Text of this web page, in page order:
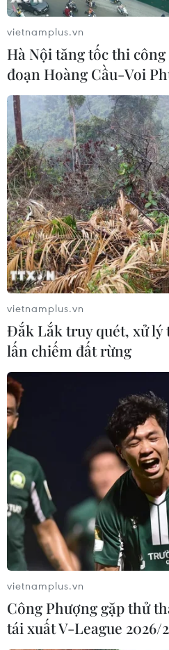
vietnamplus.vn
Hà Nội tăng tốc thi công
đoạn Hoàng Cầu-Voi
vietnamplus.vn
Đắk Lắk truy quét, xử
lấn chiếm đất rừng
vietnamplus.vn
Công Phượng gặp thử
tái xuất V-League 2026/